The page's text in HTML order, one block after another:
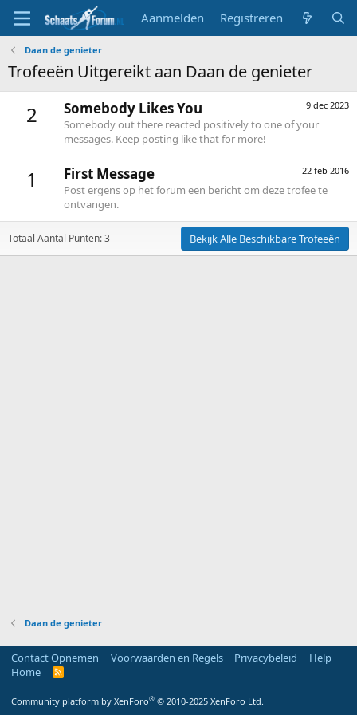
Aanmelden Registreren
Daan de genieter
Trofeeën Uitgereikt aan Daan de genieter
2 9 dec 2023
Somebody Likes You
Somebody out there reacted positively to one of your
messages. Keep posting like that for more!
1 22 feb 2016
First Message
Post ergens op het forum een bericht om deze trofee te
ontvangen.
Totaal Aantal Punten: 3 Bekijk Alle Beschikbare Trofeeën
Daan de genieter
Contact Opnemen Voorwaarden en Regels Privacybeleid
Help
Home
R
Community platform by XenForo® © 2010-2025 XenForo Ltd.